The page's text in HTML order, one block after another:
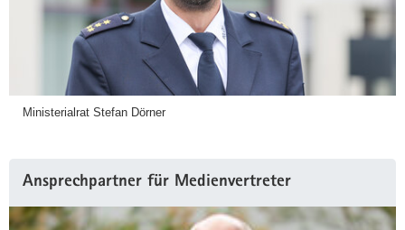
Ministerialrat Stefan Dörner
Ansprechpartner für Medienvertreter